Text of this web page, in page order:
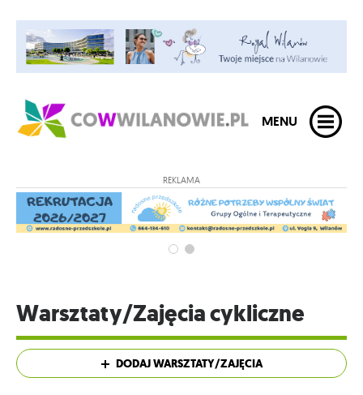
MENU
REKLAMA
Warsztaty/Zajęcia cykliczne
DODAJ WARSZTATY/ZAJĘCIA